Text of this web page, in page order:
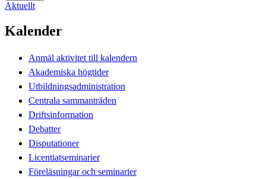
Aktuellt
Kalender
Anmäl aktivitet till kalendern
Akademiska högtider
Utbildningsadministration
Centrala sammanträden
Driftsinformation
Debatter
Disputationer
Licentiatseminarier
Föreläsningar och seminarier